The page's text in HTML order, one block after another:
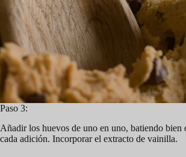
Paso 3:
Añadir los huevos de uno en uno, batiendo bien
cada adición. Incorporar el extracto de vainilla.